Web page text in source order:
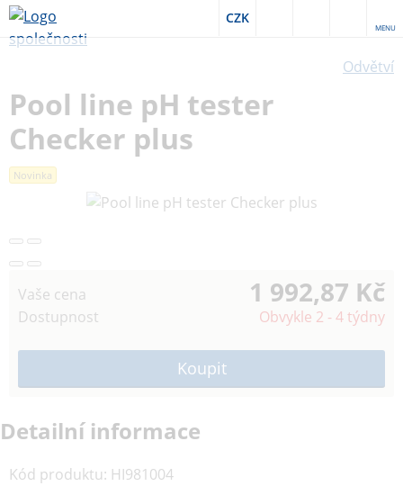
CZK
MENU
Odvětví
Pool line pH tester
Checker plus
Novinka
Vaše cena 1 992,87 Kč
Dostupnost Obvykle 2 - 4 týdny
Detailní informace
Kód produktu: HI981004